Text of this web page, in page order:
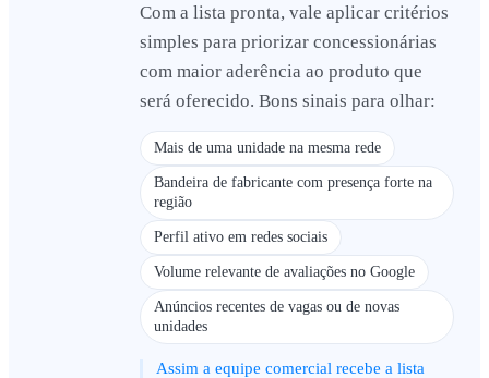
Com a lista pronta, vale aplicar critérios
simples para priorizar concessionárias
com maior aderência ao produto que
será oferecido. Bons sinais para olhar:
Mais de uma unidade na mesma rede
Bandeira de fabricante com presença forte na
região
Perfil ativo em redes sociais
Volume relevante de avaliações no Google
Anúncios recentes de vagas ou de novas
unidades
Assim a equipe comercial recebe a lista